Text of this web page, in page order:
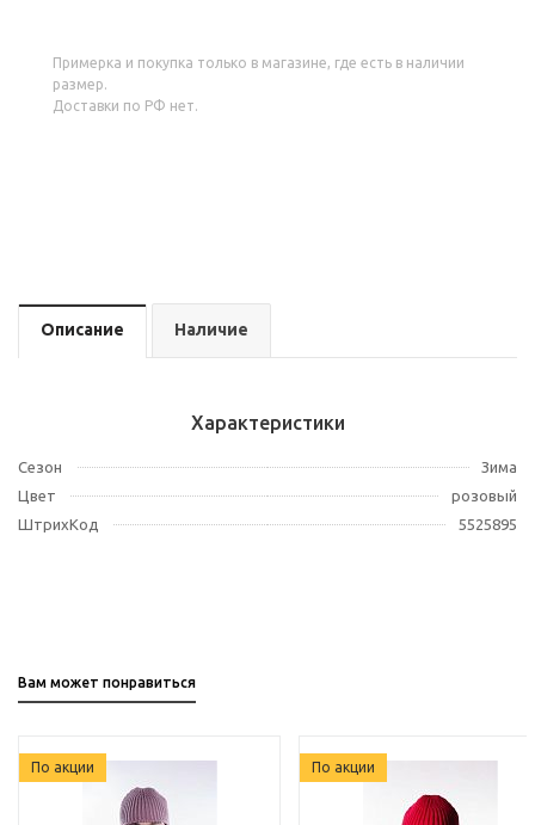
Примерка и покупка только в магазине, где есть в наличии
размер.
Доставки по РФ нет.
Описание Наличие
Характеристики
Сезон
Зима
Цвет
розовый
ШтрихКод
5525895
Вам может понравиться
По акции По акции